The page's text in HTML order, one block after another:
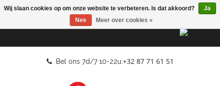
Bel ons 7d/7 10-22u:+32 87 71 61 51
Wij slaan cookies op om onze website te verbeteren. Is dat akkoord?
Ja
Nee
Meer over cookies »